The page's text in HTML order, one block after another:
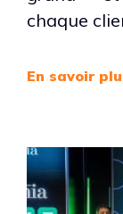
chaque
En savoir